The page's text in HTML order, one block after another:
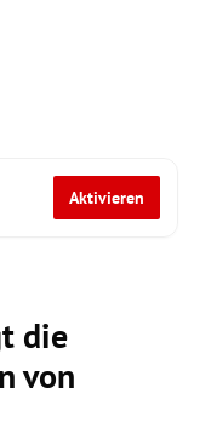
Aktivieren
die
von